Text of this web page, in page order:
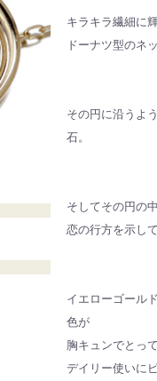
キラキラ繊細に
ドーナツ型のネ
その円に沿うよ
石。
そしてその円の
恋の行方を示し
イエローゴール
色が
胸キュンでとっ
デイリー使いに